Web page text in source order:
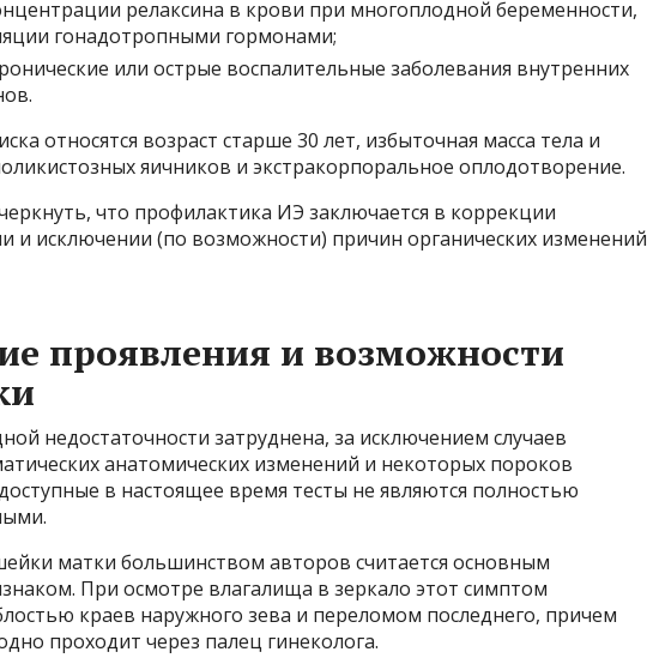
релаксина в крови при многоплодной беременности,
гонадотропными гормонами;
или острые воспалительные заболевания внутренних
относятся возраст старше 30 лет, избыточная масса тела и
яичников и экстракорпоральное оплодотворение.
что профилактика ИЭ заключается в коррекции
и исключении (по возможности) причин органических изменений
проявления и возможности
недостаточности затруднена, за исключением случаев
анатомических изменений и некоторых пороков
в настоящее время тесты не являются полностью
матки большинством авторов считается основным
При осмотре влагалища в зеркало этот симптом
краев наружного зева и переломом последнего, причем
проходит через палец гинеколога.